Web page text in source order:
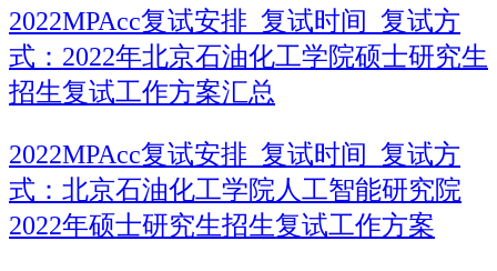
2022MPAcc复试安排_复试时间_复试方
式：2022年北京石油化工学院硕士研究生
招生复试工作方案汇总
2022MPAcc复试安排_复试时间_复试方
式：北京石油化工学院人工智能研究院
2022年硕士研究生招生复试工作方案